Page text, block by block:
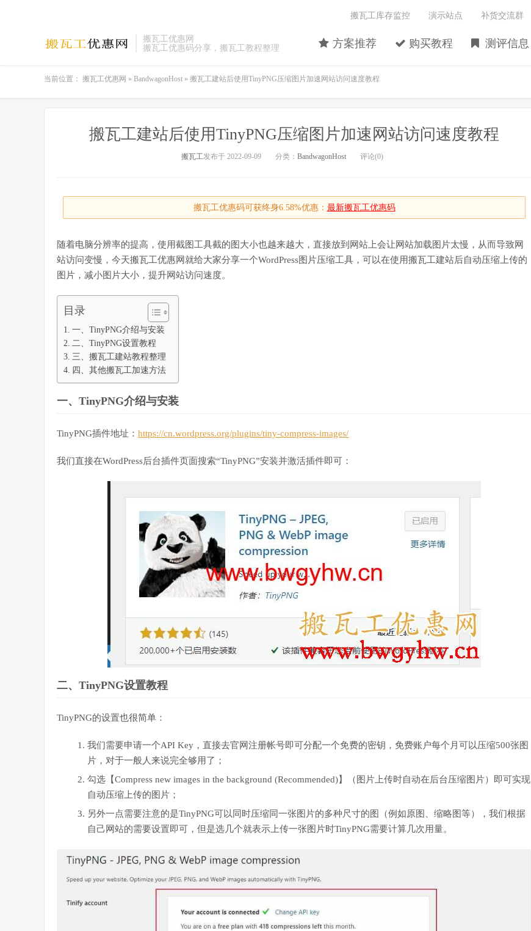
搬瓦工优惠网
搬瓦工优惠码分享，搬瓦工教程整理
方案推荐 购买教程 测评信息
搬瓦工库存监控 演示站点 补货交流群
当前位置： 搬瓦工优惠网 » BandwagonHost » 搬瓦工建站后使用TinyPNG压缩图片加速网站访问速度教程
搬瓦工建站后使用TinyPNG压缩图片加速网站访问速度教程
搬瓦工发布于 2022-09-09 分类： BandwagonHost 评论(0)
搬瓦工优惠码可获终身6.58%优惠： 最新搬瓦工优惠码
随着电脑分辨率的提高，使用截图工具截的图大小也越来越大，直接放到网站上会让网站加载图片太慢，从而导致网
站访问变慢，今天搬瓦工优惠网就给大家分享一个WordPress图片压缩工具，可以在使用搬瓦工建站后自动压缩上传的
图片，减小图片大小，提升网站访问速度。
目录
一、TinyPNG介绍与安装
二、TinyPNG设置教程
三、搬瓦工建站教程整理
四、其他搬瓦工加速方法
一、TinyPNG介绍与安装
TinyPNG插件地址： https://cn.wordpress.org/plugins/tiny-compress-images/
我们直接在WordPress后台插件页面搜索“TinyPNG”安装并激活插件即可：
二、TinyPNG设置教程
TinyPNG的设置也很简单：
我们需要申请一个API Key，直接去官网注册帐号即可分配一个免费的密钥，免费账户每个月可以压缩500张图
片，对于一般人来说完全够用了；
勾选【Compress new images in the background (Recommended)】（图片上传时自动在后台压缩图片）即可实现
自动压缩上传的图片；
另外一点需要注意的是TinyPNG可以同时压缩同一张图片的多种尺寸的图（例如原图、缩略图等），我们根据
自己网站的需要设置即可，但是选几个就表示上传一张图片时TinyPNG需要计算几次用量。